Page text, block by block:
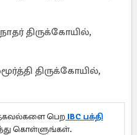
திருக்கோயில்,
திருக்கோயில்,
பெற IBC பக்தி
கொள்ளுங்கள்.